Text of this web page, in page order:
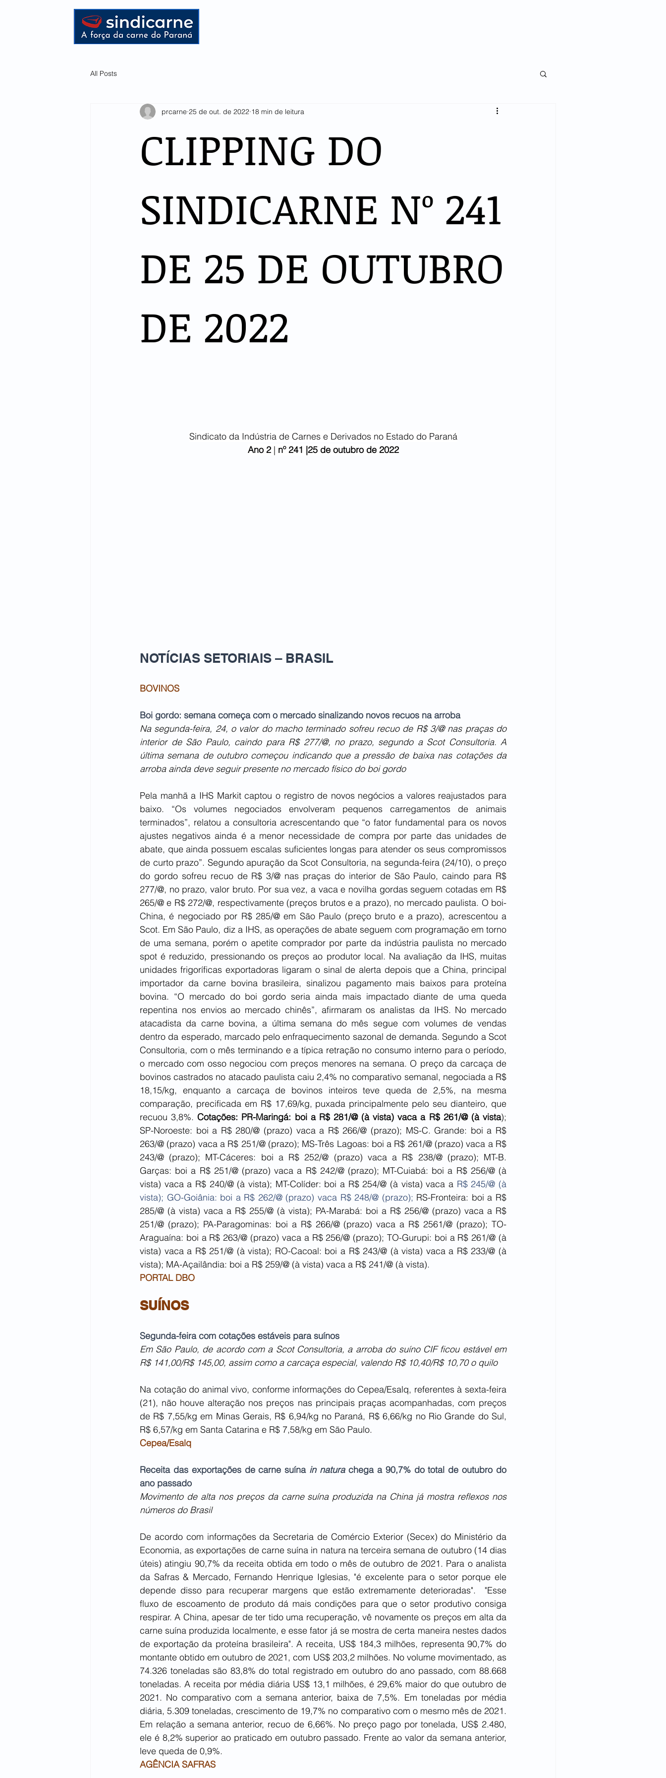
All Posts
CLIPPING DO
SINDICARNE Nº 241
DE 25 DE OUTUBRO
DE 2022
prcarne 25 de out. de 2022 18 min de leitura
Sindicato da Indústria de Carnes e Derivados no Estado do Paraná
Ano 2 | nº 241 |25 de outubro de 2022
NOTÍCIAS SETORIAIS – BRASIL
BOVINOS
Boi gordo: semana começa com o mercado sinalizando novos recuos na arroba
Na segunda-feira, 24, o valor do macho terminado sofreu recuo de R$ 3/@ nas praças do
interior de São Paulo, caindo para R$ 277/@, no prazo, segundo a Scot Consultoria. A
última semana de outubro começou indicando que a pressão de baixa nas cotações da
arroba ainda deve seguir presente no mercado físico do boi gordo
Pela manhã a IHS Markit captou o registro de novos negócios a valores reajustados para
baixo. “Os volumes negociados envolveram pequenos carregamentos de animais
terminados”, relatou a consultoria acrescentando que “o fator fundamental para os novos
ajustes negativos ainda é a menor necessidade de compra por parte das unidades de
abate, que ainda possuem escalas suficientes longas para atender os seus compromissos
de curto prazo”. Segundo apuração da Scot Consultoria, na segunda-feira (24/10), o preço
do gordo sofreu recuo de R$ 3/@ nas praças do interior de São Paulo, caindo para R$
277/@, no prazo, valor bruto. Por sua vez, a vaca e novilha gordas seguem cotadas em R$
265/@ e R$ 272/@, respectivamente (preços brutos e a prazo), no mercado paulista. O boi-
China, é negociado por R$ 285/@ em São Paulo (preço bruto e a prazo), acrescentou a
Scot. Em São Paulo, diz a IHS, as operações de abate seguem com programação em torno
de uma semana, porém o apetite comprador por parte da indústria paulista no mercado
spot é reduzido, pressionando os preços ao produtor local. Na avaliação da IHS, muitas
unidades frigoríficas exportadoras ligaram o sinal de alerta depois que a China, principal
importador da carne bovina brasileira, sinalizou pagamento mais baixos para proteína
bovina. “O mercado do boi gordo seria ainda mais impactado diante de uma queda
repentina nos envios ao mercado chinês”, afirmaram os analistas da IHS. No mercado
atacadista da carne bovina, a última semana do mês segue com volumes de vendas
dentro da esperado, marcado pelo enfraquecimento sazonal de demanda. Segundo a Scot
Consultoria, com o mês terminando e a típica retração no consumo interno para o período,
o mercado com osso negociou com preços menores na semana. O preço da carcaça de
bovinos castrados no atacado paulista caiu 2,4% no comparativo semanal, negociada a R$
18,15/kg, enquanto a carcaça de bovinos inteiros teve queda de 2,5%, na mesma
comparação, precificada em R$ 17,69/kg, puxada principalmente pelo seu dianteiro, que
recuou 3,8%. Cotações: PR-Maringá: boi a R$ 281/@ (à vista) vaca a R$ 261/@ (à vista);
SP-Noroeste: boi a R$ 280/@ (prazo) vaca a R$ 266/@ (prazo); MS-C. Grande: boi a R$
263/@ (prazo) vaca a R$ 251/@ (prazo); MS-Três Lagoas: boi a R$ 261/@ (prazo) vaca a R$
243/@ (prazo); MT-Cáceres: boi a R$ 252/@ (prazo) vaca a R$ 238/@ (prazo); MT-B.
Garças: boi a R$ 251/@ (prazo) vaca a R$ 242/@ (prazo); MT-Cuiabá: boi a R$ 256/@ (à
vista) vaca a R$ 240/@ (à vista); MT-Colíder: boi a R$ 254/@ (à vista) vaca a R$ 245/@ (à
vista); GO-Goiânia: boi a R$ 262/@ (prazo) vaca R$ 248/@ (prazo); RS-Fronteira: boi a R$
285/@ (à vista) vaca a R$ 255/@ (à vista); PA-Marabá: boi a R$ 256/@ (prazo) vaca a R$
251/@ (prazo); PA-Paragominas: boi a R$ 266/@ (prazo) vaca a R$ 2561/@ (prazo); TO-
Araguaína: boi a R$ 263/@ (prazo) vaca a R$ 256/@ (prazo); TO-Gurupi: boi a R$ 261/@ (à
vista) vaca a R$ 251/@ (à vista); RO-Cacoal: boi a R$ 243/@ (à vista) vaca a R$ 233/@ (à
vista); MA-Açailândia: boi a R$ 259/@ (à vista) vaca a R$ 241/@ (à vista).
PORTAL DBO
SUÍNOS
Segunda-feira com cotações estáveis para suínos
Em São Paulo, de acordo com a Scot Consultoria, a arroba do suíno CIF ficou estável em
R$ 141,00/R$ 145,00, assim como a carcaça especial, valendo R$ 10,40/R$ 10,70 o quilo
Na cotação do animal vivo, conforme informações do Cepea/Esalq, referentes à sexta-feira
(21), não houve alteração nos preços nas principais praças acompanhadas, com preços
de R$ 7,55/kg em Minas Gerais, R$ 6,94/kg no Paraná, R$ 6,66/kg no Rio Grande do Sul,
R$ 6,57/kg em Santa Catarina e R$ 7,58/kg em São Paulo.
Cepea/Esalq
Receita das exportações de carne suína in natura chega a 90,7% do total de outubro do
ano passado
Movimento de alta nos preços da carne suína produzida na China já mostra reflexos nos
números do Brasil
De acordo com informações da Secretaria de Comércio Exterior (Secex) do Ministério da
Economia, as exportações de carne suína in natura na terceira semana de outubro (14 dias
úteis) atingiu 90,7% da receita obtida em todo o mês de outubro de 2021. Para o analista
da Safras & Mercado, Fernando Henrique Iglesias, "é excelente para o setor porque ele
depende disso para recuperar margens que estão extremamente deterioradas".  "Esse
fluxo de escoamento de produto dá mais condições para que o setor produtivo consiga
respirar. A China, apesar de ter tido uma recuperação, vê novamente os preços em alta da
carne suína produzida localmente, e esse fator já se mostra de certa maneira nestes dados
de exportação da proteína brasileira". A receita, US$ 184,3 milhões, representa 90,7% do
montante obtido em outubro de 2021, com US$ 203,2 milhões. No volume movimentado, as
74.326 toneladas são 83,8% do total registrado em outubro do ano passado, com 88.668
toneladas. A receita por média diária US$ 13,1 milhões, é 29,6% maior do que outubro de
2021. No comparativo com a semana anterior, baixa de 7,5%. Em toneladas por média
diária, 5.309 toneladas, crescimento de 19,7% no comparativo com o mesmo mês de 2021.
Em relação a semana anterior, recuo de 6,66%. No preço pago por tonelada, US$ 2.480,
ele é 8,2% superior ao praticado em outubro passado. Frente ao valor da semana anterior,
leve queda de 0,9%.
AGÊNCIA SAFRAS